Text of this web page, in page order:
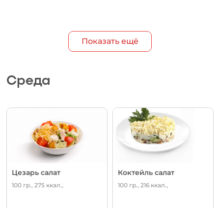
Показать ещё
Среда
Цезарь салат
100 гр., 275 ккал.,
Коктейль салат
100 гр., 216 ккал.,